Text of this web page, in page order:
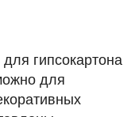
гипсокартона
для